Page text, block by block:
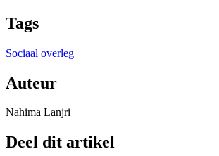
Tags
Sociaal overleg
Auteur
Nahima Lanjri
Deel dit artikel